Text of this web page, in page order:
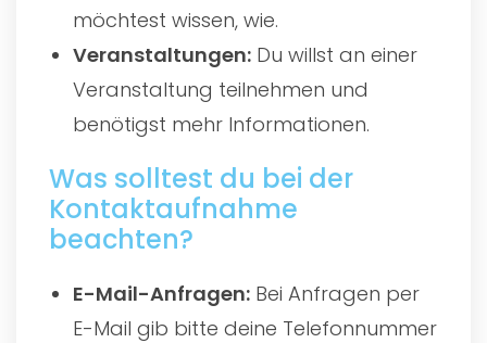
möchtest wissen, wie.
Veranstaltungen: Du willst an einer
Veranstaltung teilnehmen und
benötigst mehr Informationen.
Was solltest du bei der
Kontaktaufnahme
beachten?
E-Mail-Anfragen: Bei Anfragen per
E-Mail gib bitte deine Telefonnummer